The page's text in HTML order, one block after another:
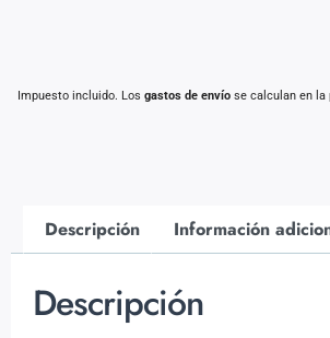
Impuesto incluido. Los gastos de envío se calculan en la
Descripción Información
Descripción